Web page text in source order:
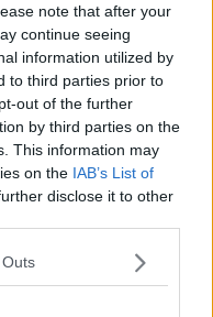
note that after your
continue seeing
information utilized by
to third parties prior to
out of the further
by third parties on the
This information may
on the IAB’s List of
disclose it to other
che, tramite i social,
dei Poggini,
Giugno non avevo alcun
i Poggini
. Un loro
e la mia
fatto sapere quando era
richiesta di
Questa è la verità".